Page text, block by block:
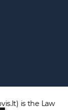
is the Law